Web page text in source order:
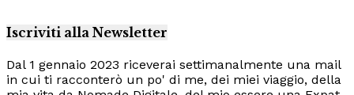
Iscriviti alla Newsletter
Dal 1 gennaio 2023 riceverai settimanalmente una mail
in cui ti racconterò un po' di me, dei miei viaggio, della